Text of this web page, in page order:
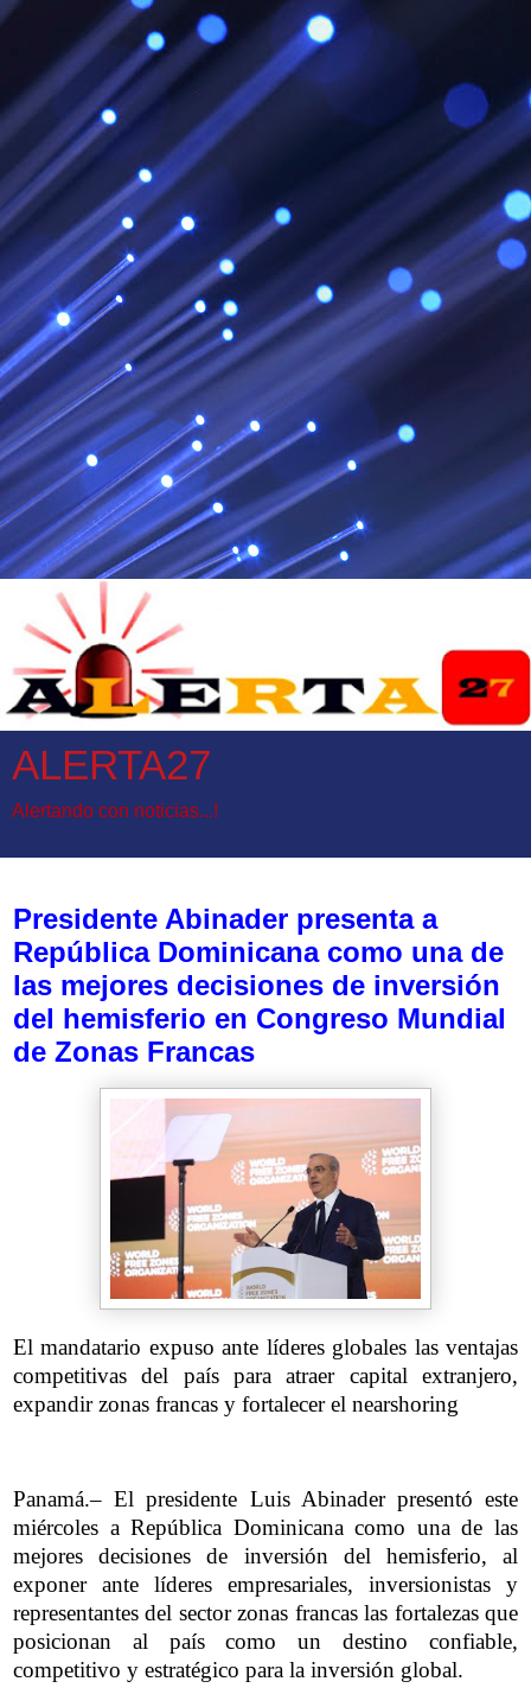
ALERTA27
Alertando con noticias...!
Presidente Abinader presenta a
República Dominicana como una de
las mejores decisiones de inversión
del hemisferio en Congreso Mundial
de Zonas Francas
El mandatario expuso ante líderes globales las ventajas
competitivas del país para atraer capital extranjero,
expandir zonas francas y fortalecer el nearshoring
Panamá.– El presidente Luis Abinader presentó este
miércoles a República Dominicana como una de las
mejores decisiones de inversión del hemisferio, al
exponer ante líderes empresariales, inversionistas y
representantes del sector zonas francas las fortalezas que
posicionan al país como un destino confiable,
competitivo y estratégico para la inversión global.